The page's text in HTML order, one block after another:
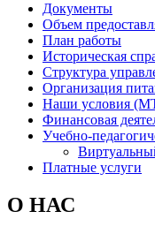
Документы
Объем
План работы
Историческая
Структура
Организация
Наши условия
Финансовая
Учебно-
Платные услуги
О НАС